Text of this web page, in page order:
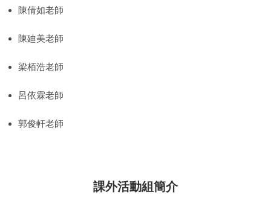
陳倩如老師
陳廸美老師
梁栢浩老師
呂依霖老師
郭俊軒老師
課外活動組簡介